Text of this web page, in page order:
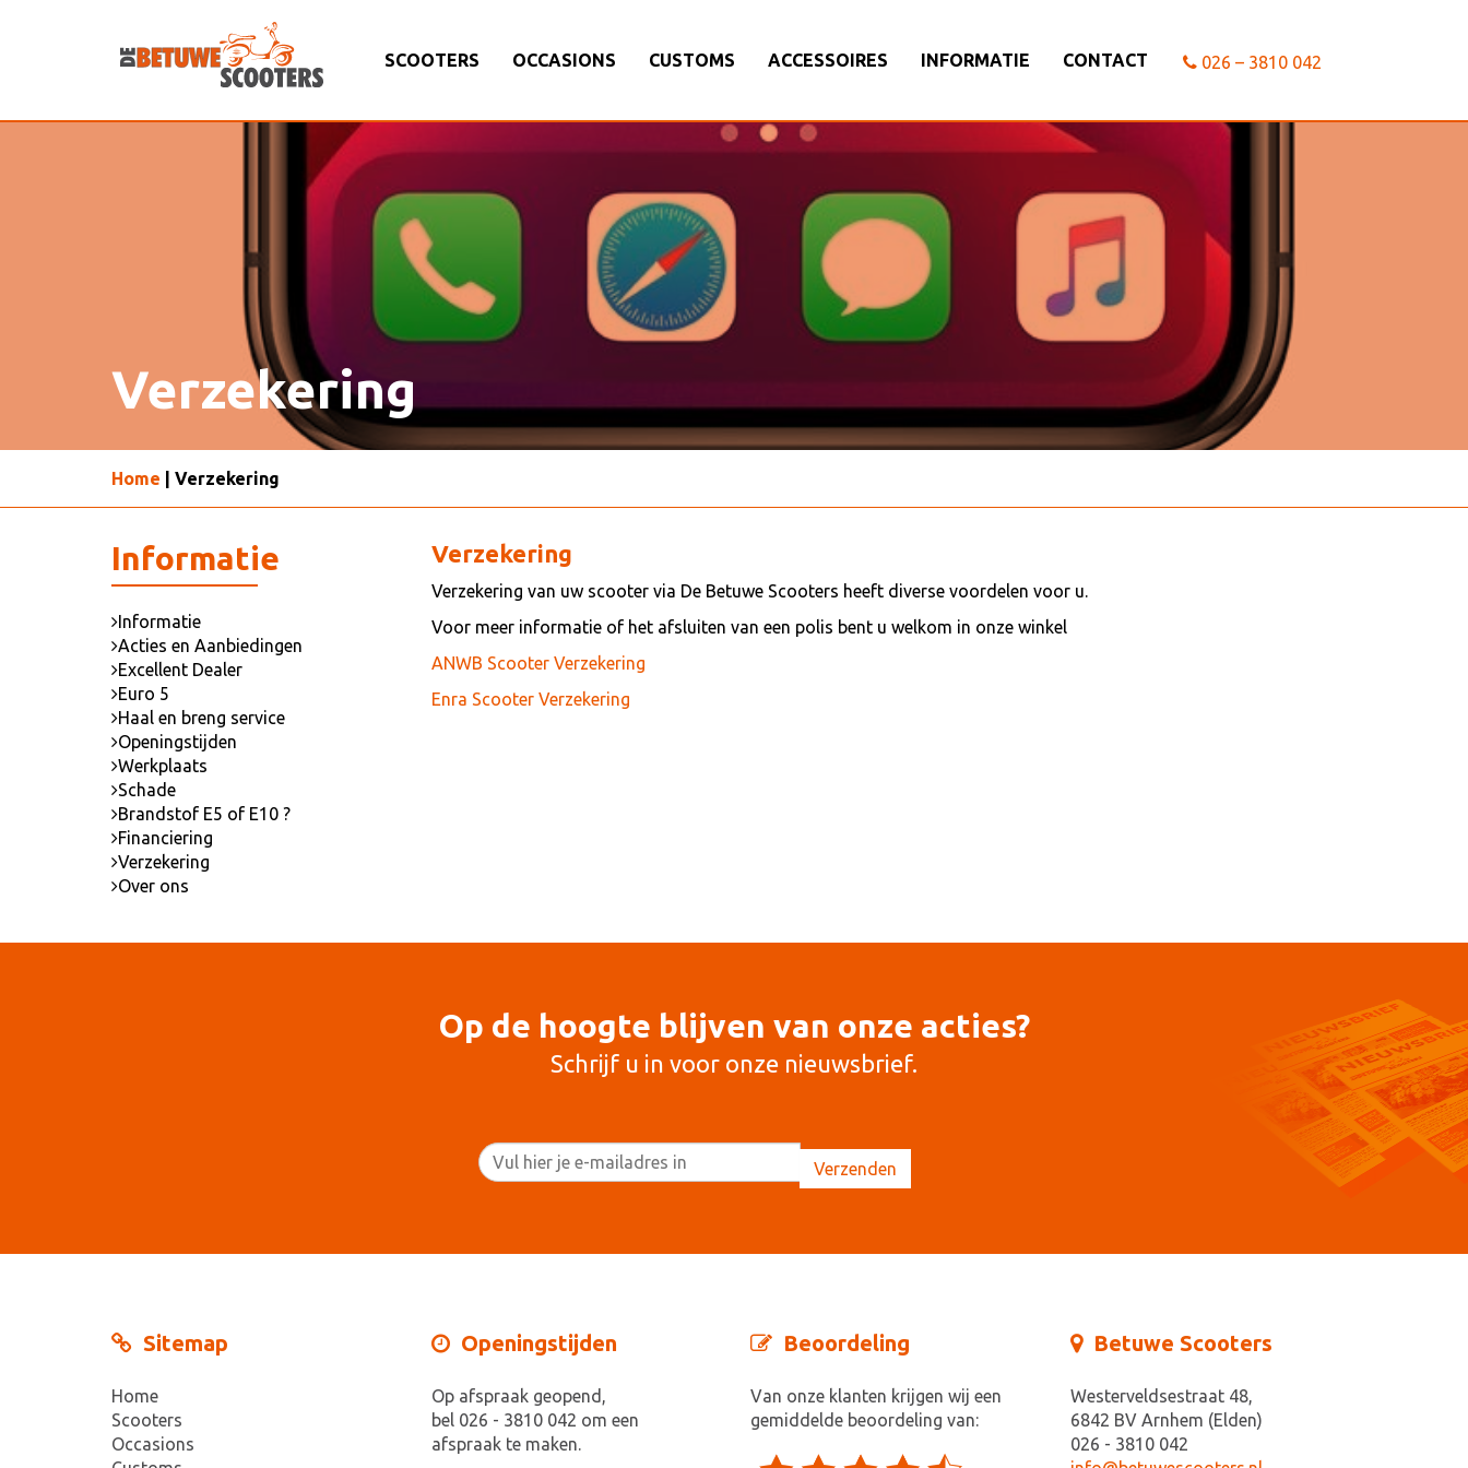
SCOOTERS OCCASIONS CUSTOMS ACCESSOIRES INFORMATIE CONTACT 026 – 3810 042
Verzekering
Home | Verzekering
Informatie
Informatie
Acties en Aanbiedingen
Excellent Dealer
Euro 5
Haal en breng service
Openingstijden
Werkplaats
Schade
Brandstof E5 of E10 ?
Financiering
Verzekering
Over ons
Verzekering
Verzekering van uw scooter via De Betuwe Scooters heeft diverse voordelen voor u.
Voor meer informatie of het afsluiten van een polis bent u welkom in onze winkel
ANWB Scooter Verzekering
Enra Scooter Verzekering
Op de hoogte blijven van onze acties?
Schrijf u in voor onze nieuwsbrief.
Sitemap
Home
Scooters
Occasions
Openingstijden
Op afspraak geopend,
bel 026 - 3810 042 om een
afspraak te maken.
Beoordeling
Van onze klanten krijgen wij een
gemiddelde beoordeling van:
Betuwe Scooters
Westerveldsestraat 48,
6842 BV Arnhem (Elden)
026 - 3810 042